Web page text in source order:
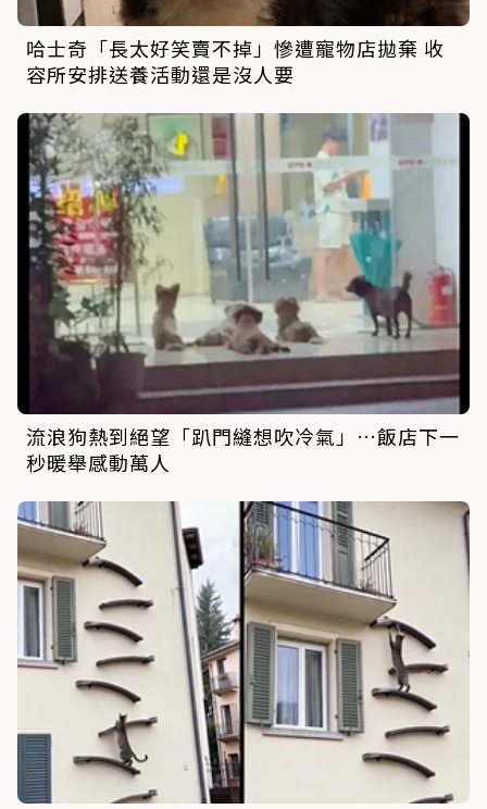
哈士奇「長太好笑賣不掉」慘遭寵物店拋棄 收
容所安排送養活動還是沒人要
流浪狗熱到絕望「趴門縫想吹冷氣」…飯店下一
秒暖舉感動萬人